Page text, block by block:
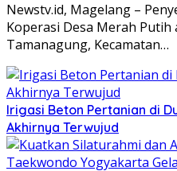
Newstv.id, Magelang –
Koperasi Desa Merah Putih
Tamanagung, Kecamatan…
Irigasi Beton Pertanian di
Akhirnya Terwujud